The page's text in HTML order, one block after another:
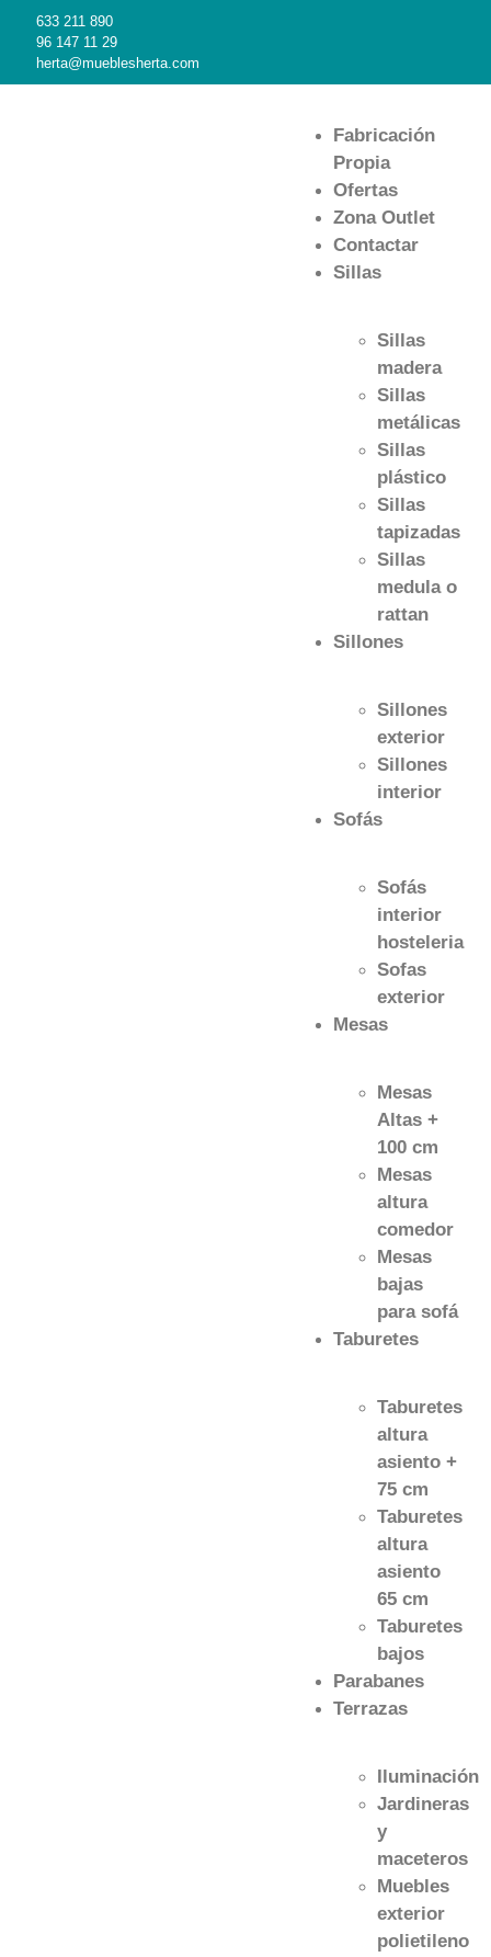
633 211 890
96 147 11 29
herta@mueblesherta.com
Fabricación
Propia
Ofertas
Zona Outlet
Contactar
Sillas
Sillas
madera
Sillas
metálicas
Sillas
plástico
Sillas
tapizadas
Sillas
medula o
rattan
Sillones
Sillones
exterior
Sillones
interior
Sofás
Sofás
interior
hosteleria
Sofas
exterior
Mesas
Mesas
Altas +
100 cm
Mesas
altura
comedor
Mesas
bajas
para sofá
Taburetes
Taburetes
altura
asiento +
75 cm
Taburetes
altura
asiento
65 cm
Taburetes
bajos
Parabanes
Terrazas
Iluminación
Jardineras
y
maceteros
Muebles
exterior
polietileno